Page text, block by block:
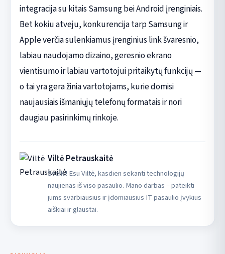
integracija su kitais Samsung bei Android įrenginiais.
Bet kokiu atveju, konkurencija tarp Samsung ir
Apple verčia sulenkiamus įrenginius link švaresnio,
labiau naudojamo dizaino, geresnio ekrano
vientisumo ir labiau vartotojui pritaikytų funkcijų —
o tai yra gera žinia vartotojams, kurie domisi
naujausiais išmaniųjų telefonų formatais ir nori
daugiau pasirinkimų rinkoje.
Viltė Petrauskaitė
Sveiki! Esu Viltė, kasdien sekanti technologijų
naujienas iš viso pasaulio. Mano darbas – pateikti
jums svarbiausius ir įdomiausius IT pasaulio įvykius
aiškiai ir glaustai.